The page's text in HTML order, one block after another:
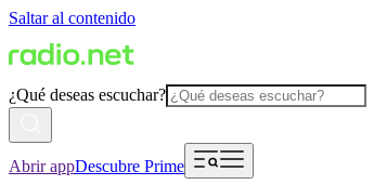
Saltar al contenido
¿Qué deseas escuchar?
Abrir appDescubre Prime